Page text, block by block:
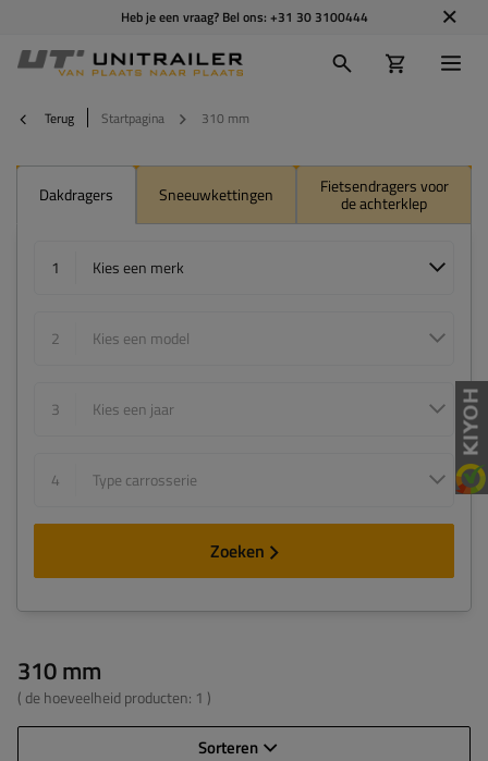
Heb je een vraag? Bel ons: +31 30 3100444
Terug Startpagina 310 mm
Dakdragers Sneeuwkettingen Fietsendragers voor
de achterklep
1 Kies een merk
2 Kies een model
3 Kies een jaar
4 Type carrosserie
Zoeken
310 mm
( de hoeveelheid producten: 1 )
Sorteren